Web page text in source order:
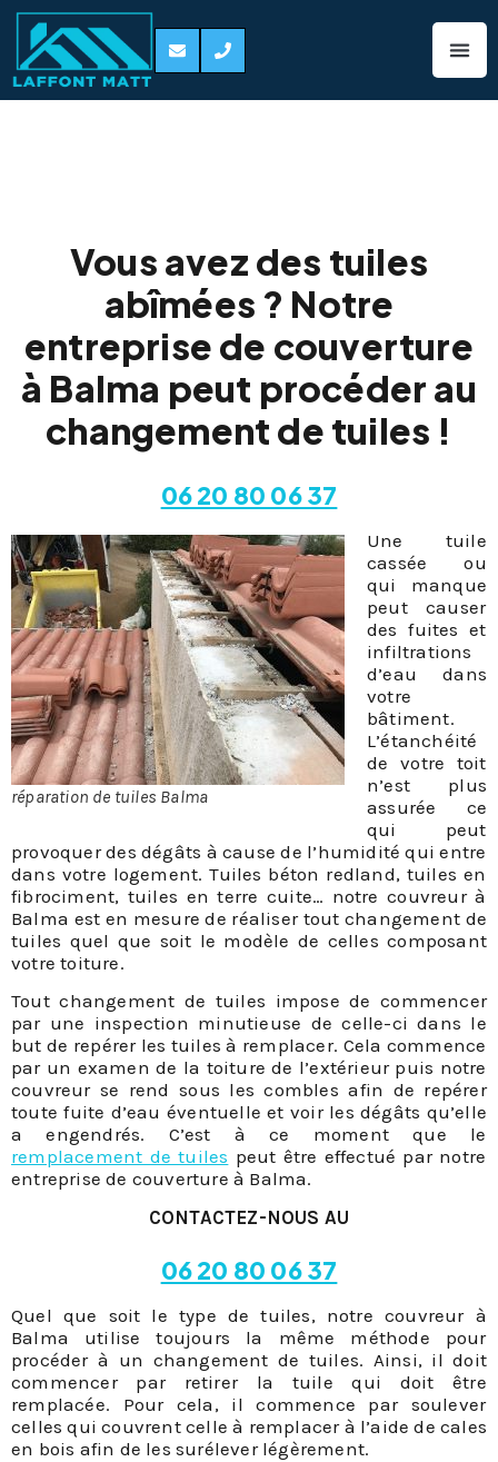
Vous avez des tuiles
abîmées ? Notre
entreprise de couverture
à Balma peut procéder au
changement de tuiles !
06 20 80 06 37
réparation de tuiles Balma
Une tuile
cassée ou
qui manque
peut causer
des fuites et
infiltrations
d’eau dans
votre
bâtiment.
L’étanchéité
de votre toit
n’est plus
assurée ce
qui peut
provoquer des dégâts à cause de l’humidité qui entre
dans votre logement. Tuiles béton redland, tuiles en
fibrociment, tuiles en terre cuite… notre couvreur à
Balma est en mesure de réaliser tout changement de
tuiles quel que soit le modèle de celles composant
votre toiture.
Tout changement de tuiles impose de commencer
par une inspection minutieuse de celle-ci dans le
but de repérer les tuiles à remplacer. Cela commence
par un examen de la toiture de l’extérieur puis notre
couvreur se rend sous les combles afin de repérer
toute fuite d’eau éventuelle et voir les dégâts qu’elle
a engendrés. C’est à ce moment que le
remplacement de tuiles peut être effectué par notre
entreprise de couverture à Balma.
CONTACTEZ-NOUS AU
06 20 80 06 37
Quel que soit le type de tuiles, notre couvreur à
Balma utilise toujours la même méthode pour
procéder à un changement de tuiles. Ainsi, il doit
commencer par retirer la tuile qui doit être
remplacée. Pour cela, il commence par soulever
celles qui couvrent celle à remplacer à l’aide de cales
en bois afin de les surélever légèrement.